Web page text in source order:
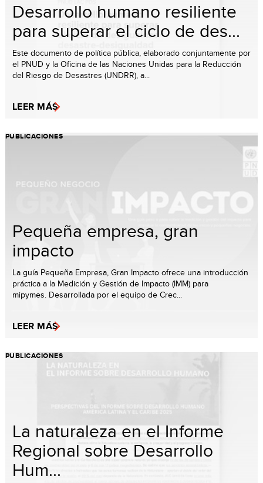
Desarrollo humano resiliente
para superar el ciclo de des...
Este documento de política pública, elaborado conjuntamente por
el PNUD y la Oficina de las Naciones Unidas para la Reducción
del Riesgo de Desastres (UNDRR), a...
LEER MÁS
PUBLICACIONES
Pequeña empresa, gran
impacto
La guía Pequeña Empresa, Gran Impacto ofrece una introducción
práctica a la Medición y Gestión de Impacto (IMM) para
mipymes. Desarrollada por el equipo de Crec...
LEER MÁS
PUBLICACIONES
La naturaleza en el Informe
Regional sobre Desarrollo
Hum...